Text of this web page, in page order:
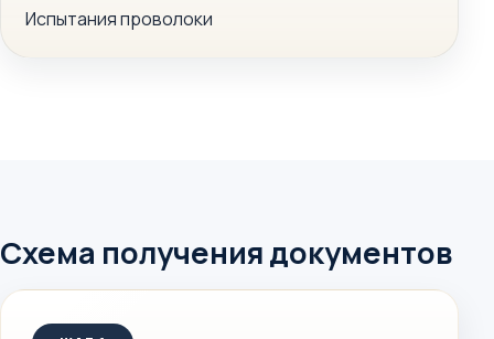
Испытания проволоки
Схема получения документов